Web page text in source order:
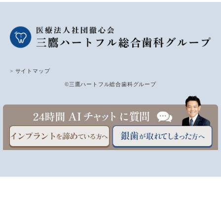
> サイトマップ
©三鷹ハートフル総合歯科グループ